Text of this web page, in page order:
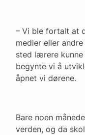
– Vi ble fortalt at
medier eller
sted lærere kunne
begynte vi å
åpnet vi dørene.
Bare noen
verden, og da